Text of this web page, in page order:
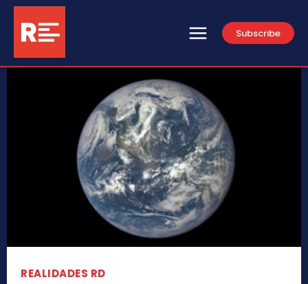
Subscribe
REALIDADES RD